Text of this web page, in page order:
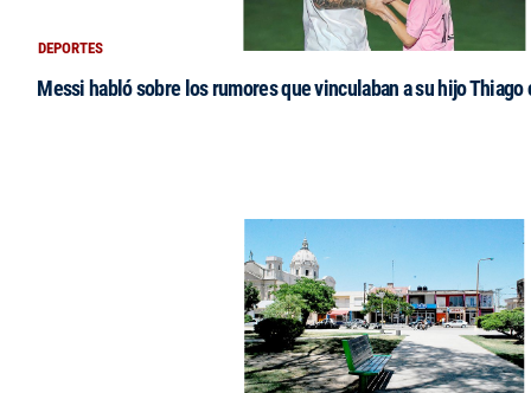
DEPORTES
Messi habló sobre los rumores que vinculaban a su hijo Thiago